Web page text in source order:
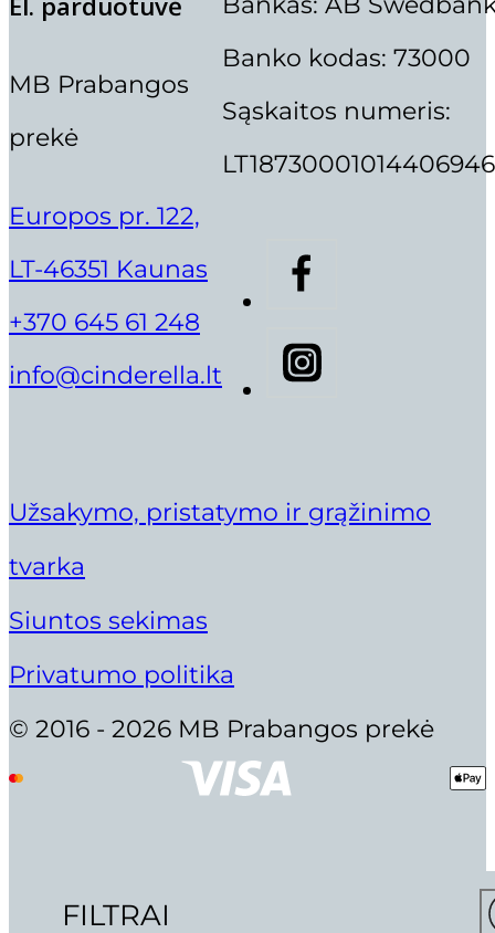
Deimantė Rimkienė
Dina Vaičiūnienė
Direktorė Neringa Ankudavičienė
Eglė Jarašūnienė
Gintarė Andriuškienė
Gintarė Litvinienė
Iveta Jarumbauskienė
Justina Maliorė
Rolanda Jonelienė
Lami
Ruthie Belle
ITALWAX DEPILIACIJOS
10,90€
MB Prabangos
prekė
Europos pr. 122,
LT-46351 Kaunas
+370 645 61 248
info@cinderella.lt
Banko kodas: 73000
Sąskaitos numeris:
© 2016 - 2026 MB Prabangos prekė
Privatumo politika
Užsakymo, pristatymo ir grąžinimo
tvarka
Siuntos sekimas
FILTRAI